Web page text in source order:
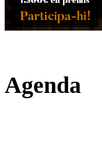
Agenda